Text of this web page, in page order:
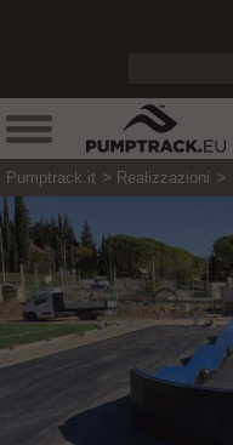
Pumptrack.it Realizzazioni